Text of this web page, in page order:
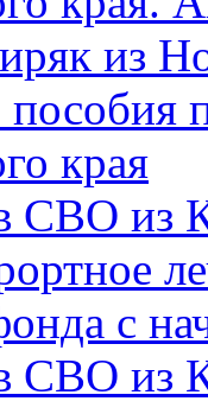
из
края
СВО из
с
СВО из